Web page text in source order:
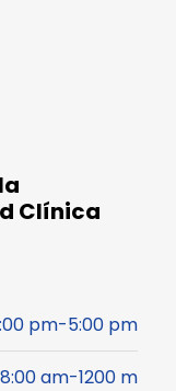
Clínica
pm-5:00 pm
8:00 am-1200 m